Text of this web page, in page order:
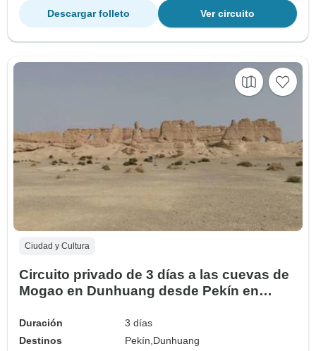
Ver circuito
Descargar folleto
Ciudad y Cultura
Circuito privado de 3 días a las cuevas de
Mogao en Dunhuang desde Pekín en
Duración
3 días
Destinos
Pekín, Dunhuang